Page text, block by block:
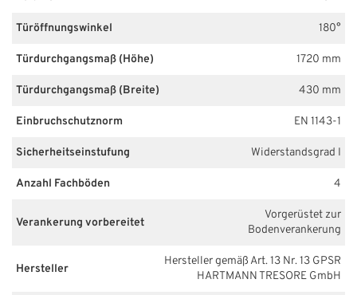
Türöffnungswinkel 180°
Türdurchgangsmaß (Höhe) 1720 mm
Türdurchgangsmaß (Breite) 430 mm
Einbruchschutznorm EN 1143-1
Sicherheitseinstufung Widerstandsgrad I
Anzahl Fachböden 4
Verankerung vorbereitet
Vorgerüstet zur
Bodenverankerung
Hersteller
Hersteller gemäß Art. 13 Nr. 13 GPSR
HARTMANN TRESORE GmbH